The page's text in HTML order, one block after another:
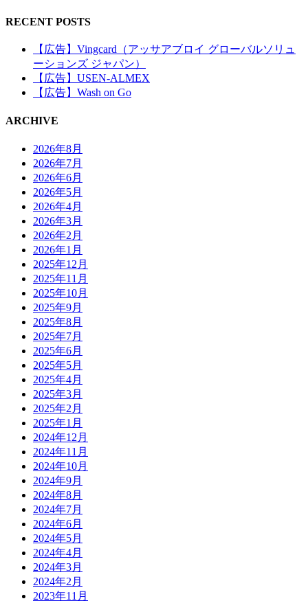
RECENT POSTS
【広告】Vingcard（アッサアブロイ グローバルソリュ
ーションズ ジャパン）
【広告】USEN-ALMEX
【広告】Wash on Go
ARCHIVE
2026年8月
2026年7月
2026年6月
2026年5月
2026年4月
2026年3月
2026年2月
2026年1月
2025年12月
2025年11月
2025年10月
2025年9月
2025年8月
2025年7月
2025年6月
2025年5月
2025年4月
2025年3月
2025年2月
2025年1月
2024年12月
2024年11月
2024年10月
2024年9月
2024年8月
2024年7月
2024年6月
2024年5月
2024年4月
2024年3月
2024年2月
2023年11月